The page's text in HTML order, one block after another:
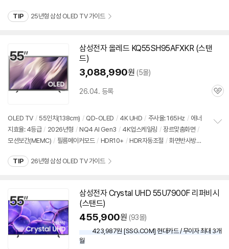
TIP 25년형 삼성 OLED TV 가이드
삼성전자 올레드 KQ55SH95AFXKR (스탠
드)
3,088,990원 (5몰)
26.04. 등록
관
OLED TV / 55인치 (138cm) / QD-OLED / 4K UHD / 주사율: 165Hz / 에너
지효율: 4등급 / 2026년형 / NQ4 AI Gen3 / 4K업스케일링 / 장르맞춤화면 /
모션보간(MEMC) / 필름메이커모드 / HDR10+ / HDR자동조절 / 화면반사방지
nc
휴싱크 / 게임모드 / 타이젠 / HDMI(전체): 4개
TIP 26년형 삼성 OLED TV 가이드
삼성전자 Crystal UHD 55U7900F 리퍼비시
(스탠드)
455,900원 (93몰)
423,987원 [SSG.COM] 현대카드 / 무이자 최대 3개
월